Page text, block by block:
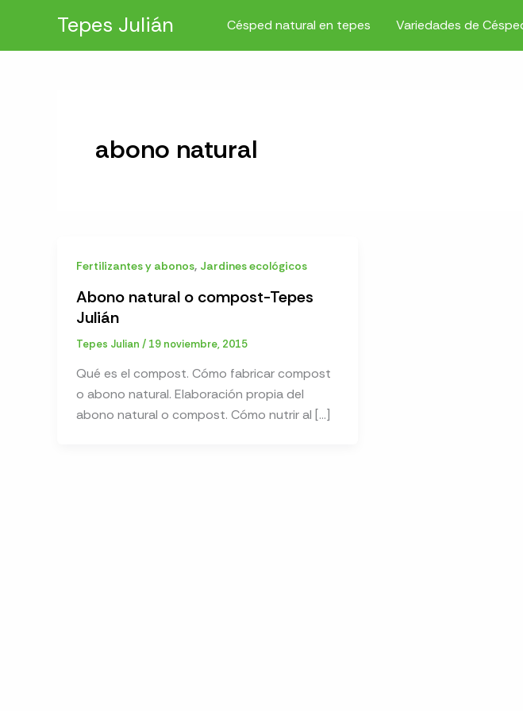
contenido
Tepes Julián Césped natural en tepes Variedades de
abono natural
Fertilizantes y abonos, Jardines ecológicos
Abono natural o compost-Tepes
Julián
Tepes Julian / 19 noviembre, 2015
Qué es el compost. Cómo fabricar compost
o abono natural. Elaboración propia del
abono natural o compost. Cómo nutrir al […]